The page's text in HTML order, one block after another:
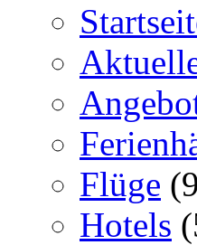
Flüge
Hotels